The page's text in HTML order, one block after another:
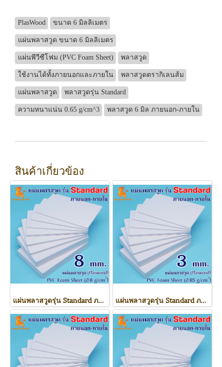
PlasWood ขนาด 6 มิลลิเมตร
แผ่นพลาสวูด ขนาด 6 มิลลิเมตร
แผ่นพีวีซีโฟม (PVC Foam Sheet) พลาสวูด
ใช้งานได้ทั้งภายนอกและภายใน พลาสวูดตรากิเลนส้ม
แผ่นพลาสวูด พลาสวูดรุ่น Standard
ความหนาแน่น 0.65 g/cm^3 พลาสวูด 6 มิล ภายนอก-ภายใน
สินค้าเกี่ยวข้อง
แผ่นพลาสวูดรุ่น Standard ภายนอก-ภายใน (สีขาว) 1220*2440*8 mm. แผ่นพลาสวูดรุ่น Standard ภายนอก-ภายใน (สีขาว) 1220*2440*3 mm.